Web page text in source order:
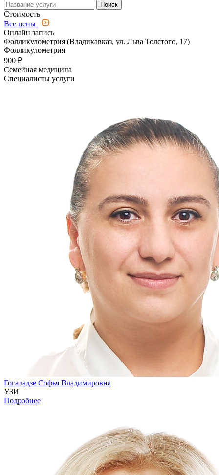
Поиск
Стоимость
Все цены
Онлайн запись
Фолликулометрия (Владикавказ, ул. Льва Толстого, 17)
Фолликулометрия
900 ₽
Семейная медицина
Специалисты услуги
Гогаладзе Софья Владимировна
УЗИ
Подробнее